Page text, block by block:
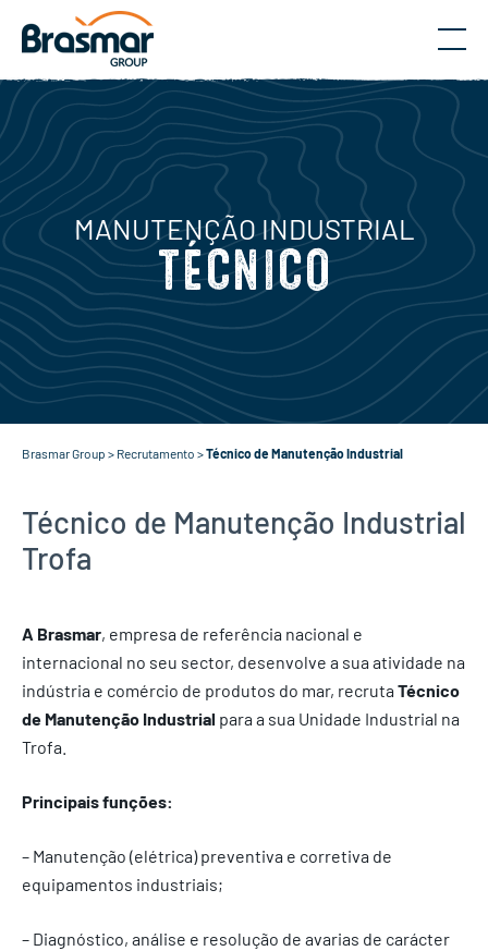
MANUTENÇÃO INDUSTRIAL
TÉCNICO
Brasmar Group > Recrutamento >Técnico de Manutenção Industrial
Técnico de Manutenção Industrial
Trofa
A Brasmar, empresa de referência nacional e
internacional no seu sector, desenvolve a sua atividade na
indústria e comércio de produtos do mar, recruta Técnico
de Manutenção Industrial para a sua Unidade Industrial na
Trofa.
Principais funções:
– Manutenção (elétrica) preventiva e corretiva de
equipamentos industriais;
– Diagnóstico, análise e resolução de avarias de carácter